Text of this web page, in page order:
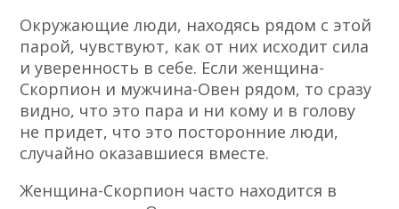
Окружающие люди, находясь рядом с этой
парой, чувствуют, как от них исходит сила
и уверенность в себе. Если женщина-
Скорпион и мужчина-Овен рядом, то сразу
видно, что это пара и ни кому и в голову
не придет, что это посторонние люди,
случайно оказавшиеся вместе.
Женщина-Скорпион часто находится в